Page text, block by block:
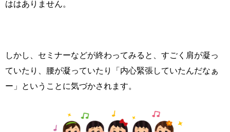
ははありません。
しかし、セミナーなどが終わってみると、すごく肩が凝っ
ていたり、腰が凝っていたり「内心緊張していたんだなぁ
ー」ということに気づかされます。